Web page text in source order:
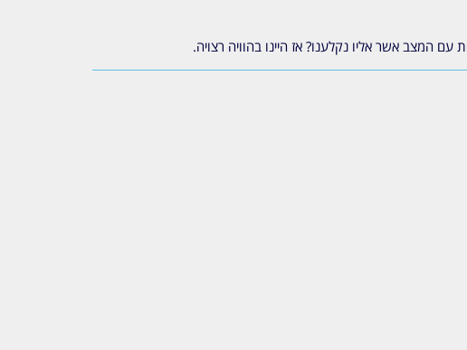
עם המצב אשר אליו נקלענו? אז היינו בהוויה רצויה.